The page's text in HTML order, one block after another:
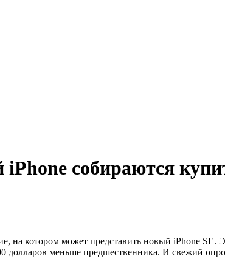
iPhone собираются
на котором может представить новый iPhone
долларов меньше предшественника. И свежий